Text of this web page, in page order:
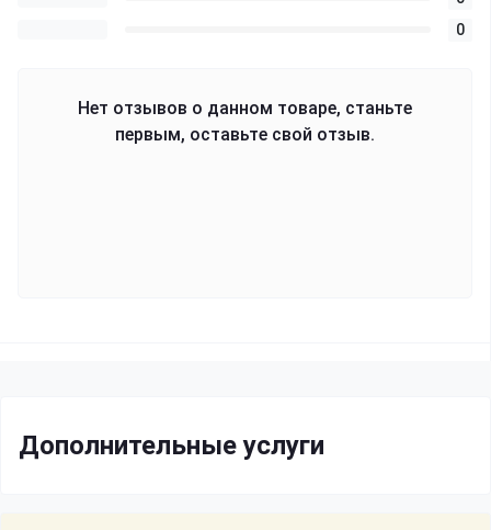
0
Нет отзывов о данном товаре, станьте
первым, оставьте свой отзыв.
Дополнительные услуги